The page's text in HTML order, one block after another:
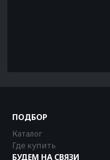
ПОДБОР
Каталог
Где купить
БУДЕМ НА СВЯЗИ